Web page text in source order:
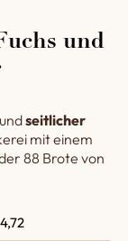
und
undseitlicher
mit einem
88 Brote von
4,72